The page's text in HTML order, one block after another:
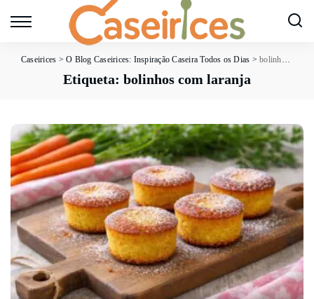
Caseirices >O Blog Caseirices: Inspiração Caseira Todos os Dias >bolinhos com laranja
Etiqueta: bolinhos com laranja